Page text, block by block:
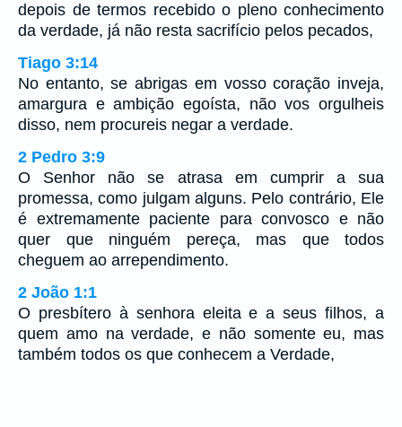
depois de termos recebido o pleno conhecimento
da verdade, já não resta sacrifício pelos pecados,
Tiago 3:14
No entanto, se abrigas em vosso coração inveja,
amargura e ambição egoísta, não vos orgulheis
disso, nem procureis negar a verdade.
2 Pedro 3:9
O Senhor não se atrasa em cumprir a sua
promessa, como julgam alguns. Pelo contrário, Ele
é extremamente paciente para convosco e não
quer que ninguém pereça, mas que todos
cheguem ao arrependimento.
2 João 1:1
O presbítero à senhora eleita e a seus filhos, a
quem amo na verdade, e não somente eu, mas
também todos os que conhecem a Verdade,